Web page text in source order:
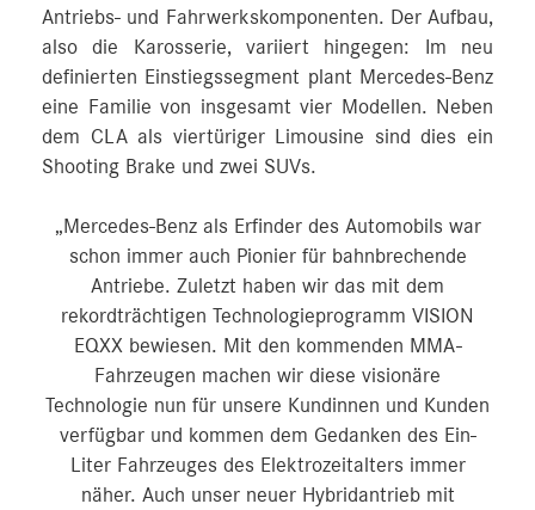
Antriebs- und Fahrwerkskomponenten. Der Aufbau,
also die Karosserie, variiert hingegen: Im neu
definierten Einstiegssegment plant Mercedes-Benz
eine Familie von insgesamt vier Modellen. Neben
dem CLA als viertüriger Limousine sind dies ein
Shooting Brake und zwei SUVs.
„Mercedes-Benz als Erfinder des Automobils war
schon immer auch Pionier für bahnbrechende
Antriebe. Zuletzt haben wir das mit dem
rekordträchtigen Technologieprogramm VISION
EQXX bewiesen. Mit den kommenden MMA-
Fahrzeugen machen wir diese visionäre
Technologie nun für unsere Kundinnen und Kunden
verfügbar und kommen dem Gedanken des Ein-
Liter Fahrzeuges des Elektrozeitalters immer
näher. Auch unser neuer Hybridantrieb mit